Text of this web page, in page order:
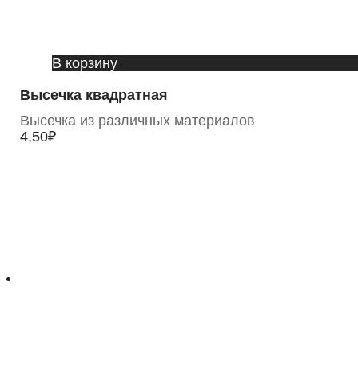
В корзину
Высечка квадратная
Высечка из различных материалов
4,50₽